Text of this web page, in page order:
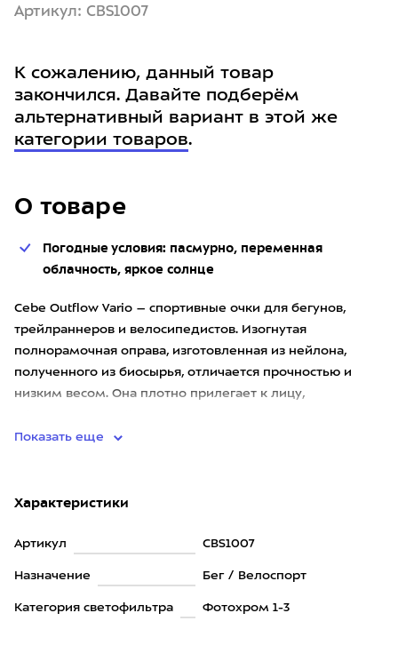
О товаре
Погодные условия: пасмурно, переменная
облачность, яркое солнце
Cebe Outflow Vario – спортивные очки для бегунов,
трейлраннеров и велосипедистов. Изогнутая
полнорамочная оправа, изготовленная из нейлона,
полученного из биосырья, отличается прочностью и
низким весом. Она плотно прилегает к лицу,
Показать еще
Характеристики
Артикул CBS1007
Назначение Бег / Велоспорт
Категория светофильтра Фотохром 1-3
Артикул: CBS1007
К сожалению, данный товар
закончился. Давайте подберём
альтернативный вариант в этой же
категории товаров.